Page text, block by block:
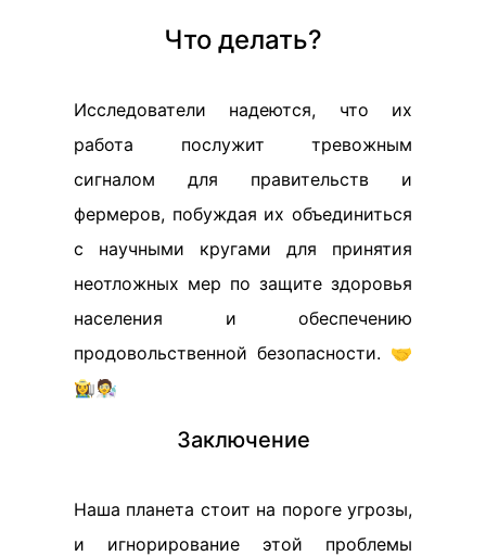
Что делать?
Исследователи надеются, что их
работа послужит тревожным
сигналом для правительств и
фермеров, побуждая их объединиться
с научными кругами для принятия
неотложных мер по защите здоровья
населения и обеспечению
продовольственной безопасности. 🤝
👩‍🌾🧑‍🔬
Заключение
Наша планета стоит на пороге угрозы,
и игнорирование этой проблемы